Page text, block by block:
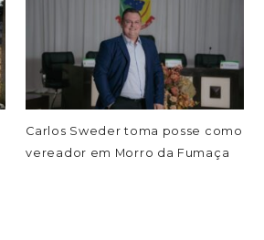
Carlos Sweder toma posse como
vereador em Morro da Fumaça